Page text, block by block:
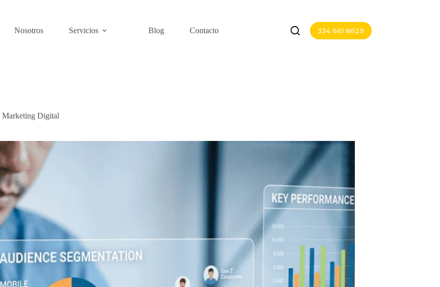
Nosotros Servicios Blog Contacto 334 661 8629
Marketing Digital